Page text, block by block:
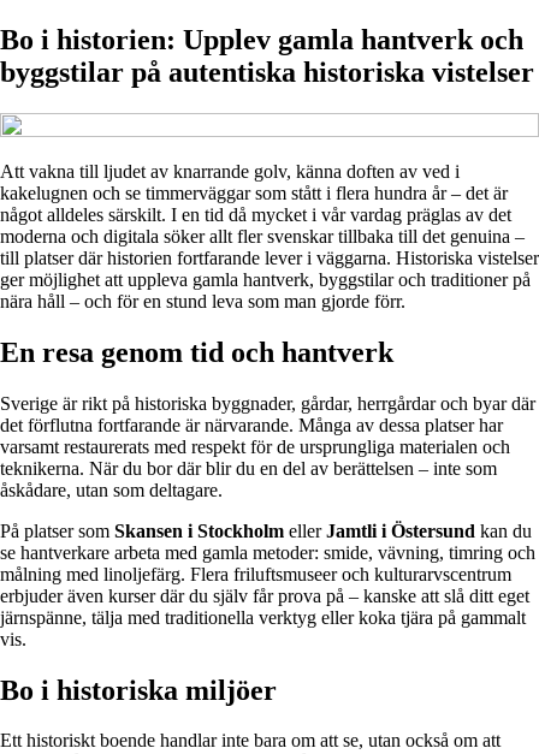
Bo i historien: Upplev gamla hantverk och
byggstilar på autentiska historiska vistelser
Att vakna till ljudet av knarrande golv, känna doften av ved i
kakelugnen och se timmerväggar som stått i flera hundra år – det är
något alldeles särskilt. I en tid då mycket i vår vardag präglas av det
moderna och digitala söker allt fler svenskar tillbaka till det genuina –
till platser där historien fortfarande lever i väggarna. Historiska vistelser
ger möjlighet att uppleva gamla hantverk, byggstilar och traditioner på
nära håll – och för en stund leva som man gjorde förr.
En resa genom tid och hantverk
Sverige är rikt på historiska byggnader, gårdar, herrgårdar och byar där
det förflutna fortfarande är närvarande. Många av dessa platser har
varsamt restaurerats med respekt för de ursprungliga materialen och
teknikerna. När du bor där blir du en del av berättelsen – inte som
åskådare, utan som deltagare.
På platser som Skansen i Stockholm ellerJamtli i Östersund kan du
se hantverkare arbeta med gamla metoder: smide, vävning, timring och
målning med linoljefärg. Flera friluftsmuseer och kulturarvscentrum
erbjuder även kurser där du själv får prova på – kanske att slå ditt eget
järnspänne, tälja med traditionella verktyg eller koka tjära på gammalt
vis.
Bo i historiska miljöer
Ett historiskt boende handlar inte bara om att se, utan också om att